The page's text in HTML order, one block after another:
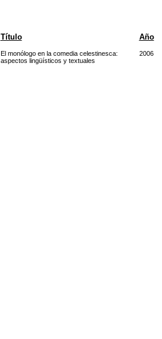
Título Año
El monólogo en la comedia celestinesca:
aspectos lingüísticos y textuales
2006